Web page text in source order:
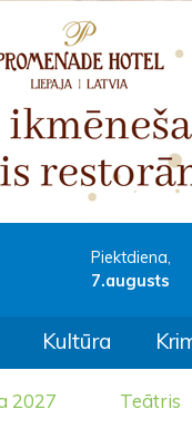
Piektdiena,
7.augusts
Kultūra
2027 Teātris